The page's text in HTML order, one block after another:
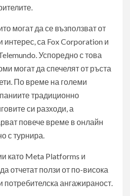
могат да се възползват от
интерес, са Fox Corporation и
Успоредно с това
могат да спечелят от ръста
По време на големи
традиционно
си разходи, а
повече време в онлайн
с турнира.
като Meta Platforms и
отчетат ползи от по-висока
потребителска ангажираност.